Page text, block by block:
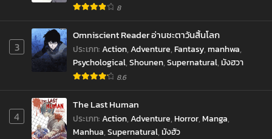
8
3
Omniscient Reader อ่านชะตาวันสิ้นโลก
ประเภท:Action,Adventure,Fantasy,manhwa,
Psychological,Shounen,Supernatural,มังฮวา
8.6
4
The Last Human
ประเภท:Action,Adventure,Horror,Manga,
Manhua,Supernatural,มังฮัว